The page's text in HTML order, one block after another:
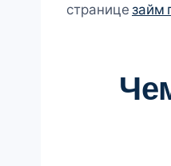
странице займ